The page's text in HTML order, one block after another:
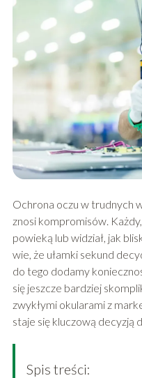
Ochrona oczu w trudnych
znosi kompromisów.
powieką lub widział, jak
wie, że ułamki sekund
do tego dodamy
się jeszcze bardziej
zwykłymi okularami z
staje się kluczową decyzją
Spis treści: